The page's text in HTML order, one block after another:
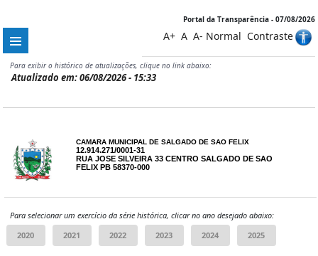
Portal da Transparência - 07/08/2026
A+ A A- Normal Contraste
Para exibir o histórico de atualizações, clique no link abaixo:
Atualizado em: 06/08/2026 - 15:33
CAMARA MUNICIPAL DE SALGADO DE SAO FELIX
12.914.271/0001-31
RUA JOSE SILVEIRA 33 CENTRO SALGADO DE SAO
FELIX PB 58370-000
Para selecionar um exercício da série histórica, clicar no ano desejado abaixo: